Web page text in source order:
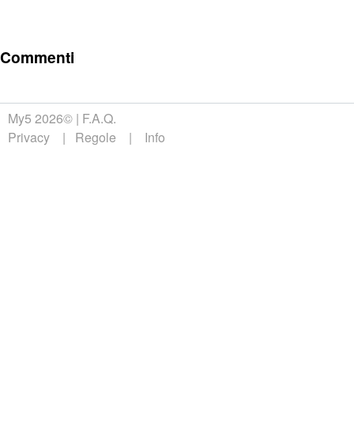
Commenti
My5 2026© F.A.Q.
Privacy
Regole Info